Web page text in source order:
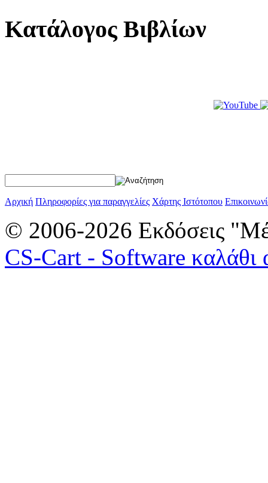
Κατάλογος Βιβλίων
Αρχική Πληροφορίες για παραγγελίες Χάρτης Ιστότοπου
© 2006-2026 Εκδόσεις
CS-Cart - Software καλάθι